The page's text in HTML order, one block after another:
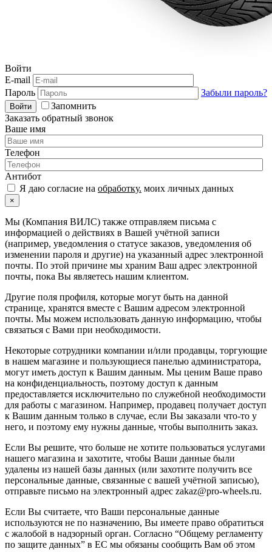
Войти
E-mail
Пароль
Забыли пароль?
Войти
Запомнить
Заказать обратный звонок
Ваше имя
Телефон
Антибот
Я даю согласие на обработку. моих личных данных
×
Мы (Компания ВИЛС) также отправляем письма с
информацией о действиях в Вашей учётной записи
(например, уведомления о статусе заказов, уведомления об
изменении пароля и другие) на указанный адрес электронной
почты. По этой причине мы храним Ваш адрес электронной
почты, пока Вы являетесь нашим клиентом.
Другие поля профиля, которые могут быть на данной
странице, хранятся вместе с Вашим адресом электронной
почты. Мы можем использовать данную информацию, чтобы
связаться с Вами при необходимости.
Некоторые сотрудники компании и/или продавцы, торгующие
в нашем магазине и пользующиеся панелью администратора,
могут иметь доступ к Вашим данным. Мы ценим Ваше право
на конфиденциальность, поэтому доступ к данным
предоставляется исключительно по служебной необходимости
для работы с магазином. Например, продавец получает доступ
к Вашим данным только в случае, если Вы заказали что-то у
него, и поэтому ему нужны данные, чтобы выполнить заказ.
Если Вы решите, что больше не хотите пользоваться услугами
нашего магазина и захотите, чтобы Ваши данные были
удалены из нашей базы данных (или захотите получить все
персональные данные, связанные с вашей учётной записью),
отправьте письмо на электронный адрес zakaz@pro-wheels.ru.
Если Вы считаете, что Ваши персональные данные
используются не по назначению, Вы имеете право обратиться
с жалобой в надзорный орган. Согласно “Общему регламенту
по защите данных” в ЕС мы обязаны сообщить Вам об этом